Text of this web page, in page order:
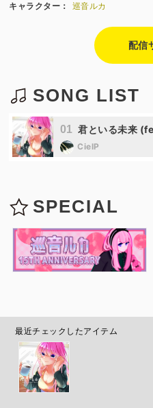
キャラクター： 巡音ルカ
配信
SONG LIST
01 君といる未来
CielP
SPECIAL
最近チェックしたアイテム